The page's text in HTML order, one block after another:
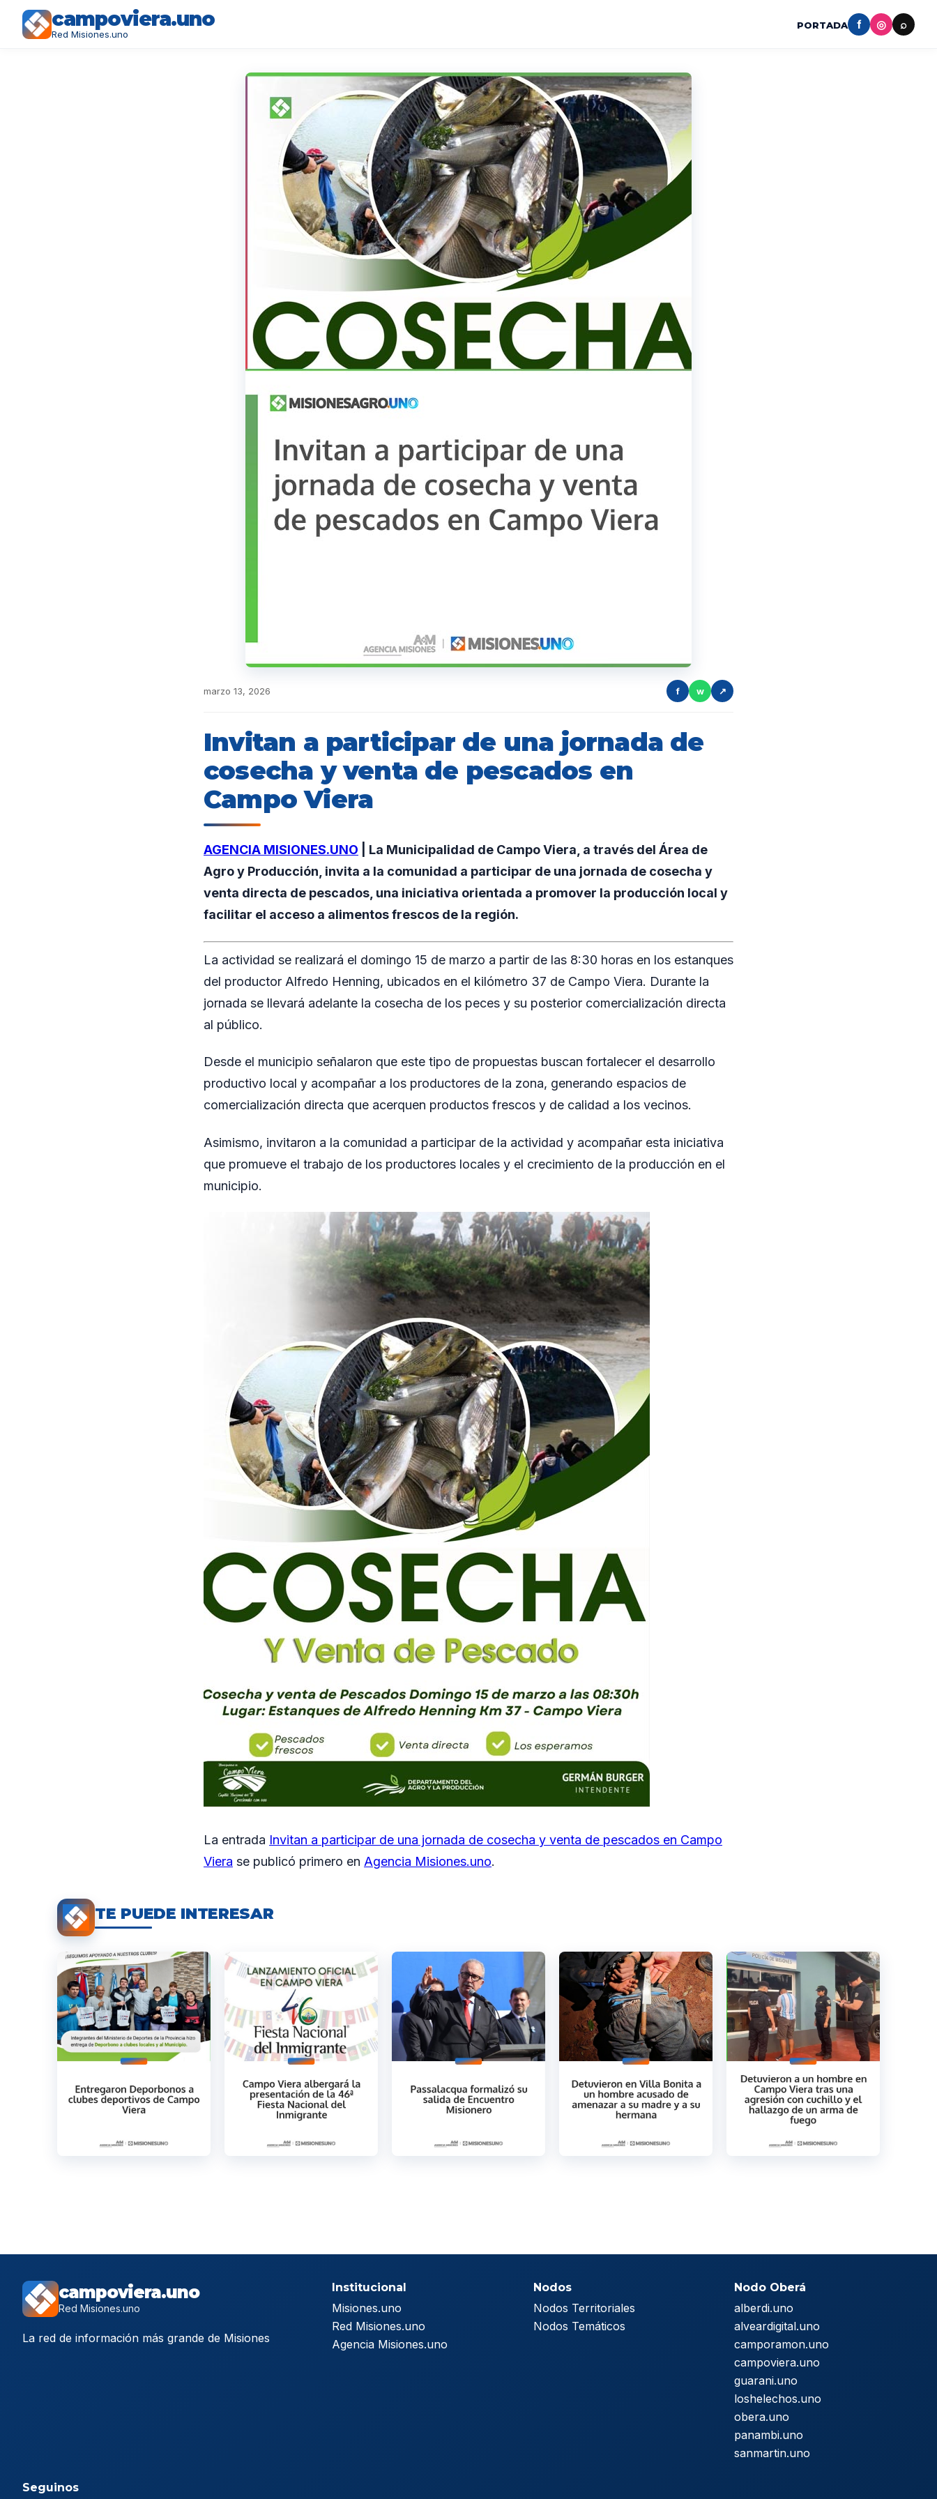
campoviera.uno
Red Misiones.uno
PORTADA f ◎ ⌕
marzo 13, 2026 f w ↗
Invitan a participar de una jornada de
cosecha y venta de pescados en
Campo Viera
AGENCIA MISIONES.UNO | La Municipalidad de Campo Viera, a través del Área de
Agro y Producción, invita a la comunidad a participar de una jornada de cosecha y
venta directa de pescados, una iniciativa orientada a promover la producción local y
facilitar el acceso a alimentos frescos de la región.
La actividad se realizará el domingo 15 de marzo a partir de las 8:30 horas en los estanques
del productor Alfredo Henning, ubicados en el kilómetro 37 de Campo Viera. Durante la
jornada se llevará adelante la cosecha de los peces y su posterior comercialización directa
al público.
Desde el municipio señalaron que este tipo de propuestas buscan fortalecer el desarrollo
productivo local y acompañar a los productores de la zona, generando espacios de
comercialización directa que acerquen productos frescos y de calidad a los vecinos.
Asimismo, invitaron a la comunidad a participar de la actividad y acompañar esta iniciativa
que promueve el trabajo de los productores locales y el crecimiento de la producción en el
municipio.
La entrada Invitan a participar de una jornada de cosecha y venta de pescados en Campo
Viera se publicó primero en Agencia Misiones.uno.
TE PUEDE INTERESAR
campoviera.uno
Red Misiones.uno
La red de información más grande de Misiones
Institucional
Misiones.uno
Red Misiones.uno
Agencia Misiones.uno
Nodos
Nodos Territoriales
Nodos Temáticos
Nodo Oberá
alberdi.uno
alveardigital.uno
camporamon.uno
campoviera.uno
guarani.uno
loshelechos.uno
obera.uno
panambi.uno
sanmartin.uno
Seguinos